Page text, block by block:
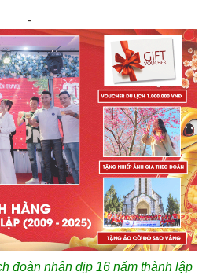
-
đoàn nhân dịp 16 năm thành lập